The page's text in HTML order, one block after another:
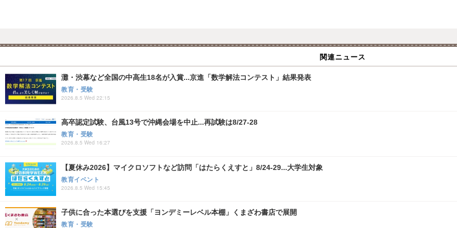
関連ニュース
灘・渋幕など全国の中高生18名が入賞...京進「数学解法コンテスト」結果発表
教育・受験
2026.8.5 Wed 22:15
高卒認定試験、台風13号で沖縄会場を中止...再試験は8/27-28
教育・受験
2026.8.5 Wed 16:27
【夏休み2026】マイクロソフトなど訪問「はたらくえすと」8/24-29...大学生対象
教育イベント
2026.8.5 Wed 15:45
子供に合った本選びを支援「ヨンデミーレベル本棚」くまざわ書店で展開
教育・受験